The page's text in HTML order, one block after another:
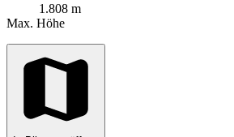
1.808 m
Max. Höhe